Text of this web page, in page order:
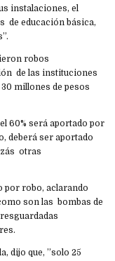
instalaciones, el
de educación básica,
robos
de las instituciones
millones de pesos
60% será aportado por
deberá ser aportado
otras
por robo, aclarando
son las bombas de
dijo que, ”solo 25